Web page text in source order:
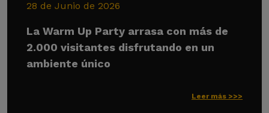
28 de Junio de 2026
La Warm Up Party arrasa con más de
2.000 visitantes disfrutando en un
ambiente único
Leer más >>>